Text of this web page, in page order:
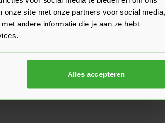
site met onze partners voor social media,
andere informatie die je aan ze hebt
Alles accepteren